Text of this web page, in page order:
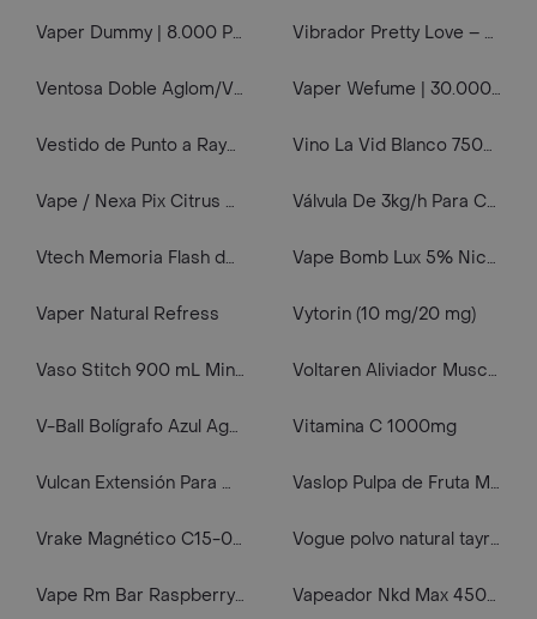
Vaper Dummy | 8.000 Puff / 8k | Fizzy Lemon| 5% Nicotina Vibrador Pretty Love – Masajeador
Ventosa Doble Aglom/Vide Met Vaper Wefume | 30.000 Puff / 30k | Miami Mix | 5% Nicotina
Vestido de Punto a Rayas Blanco 4T Vino La Vid Blanco 750ml
Vape / Nexa Pix Citrus Rush 35000 Puffs / 5% Nic Válvula De 3kg/h Para Cocina, Secadora O Calefón
Vtech Memoria Flash de Almacenamiento 64Gb Vape Bomb Lux 5% Nicotine
Vaper Natural Refress Vytorin (10 mg/20 mg)
Vaso Stitch 900 mL Miniso Voltaren Aliviador Muscular Aerosol
V-Ball Bolígrafo Azul Agua BL-VB5 Vitamina C 1000mg
Vulcan Extensión Para Mezclar Vaslop Pulpa de Fruta Maracuya
Vrake Magnético C15-0120 Vogue polvo natural tayrona
Vape Rm Bar Raspberry Peach Ice 9000 Vapeador Nkd Max 4500 Guava Berries Ice